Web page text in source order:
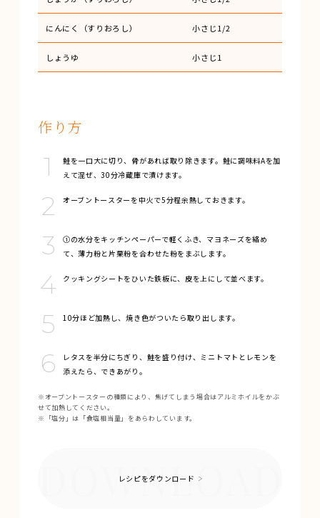
にんにく（すりおろし） 小さじ1/2
しょうゆ 小さじ1
作り方
鮭を一口大に切り、骨があれば取り除きます。鮭に調味料Aを加
えて混ぜ、30分冷蔵庫で漬けます。
オーブントースターを中火で5分程余熱しておきます。
①の水分をキッチンペーパーで軽くふき、マヨネーズを絡め
て、薄力粉と片栗粉を合わせた粉をまぶします。
クッキングシートをひいた鉄板に、皮を上にして並べます。
10分ほど加熱し、焼き色がついたら取り出します。
レタスを半分にちぎり、鮭を盛り付け、ミニトマトとレモンを
添えたら、できあがり。
※オーブントースターの種類により、焦げてしまう場合はアルミホイルをかぶ
せて加熱してください。
※「塩分」は「食塩相当量」をあらわしています。
レシピをダウンロード